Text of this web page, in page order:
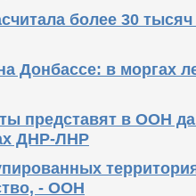
более 30
Донбассе: в моргах
представят в ООН
ДНР-ЛНР
- ООН